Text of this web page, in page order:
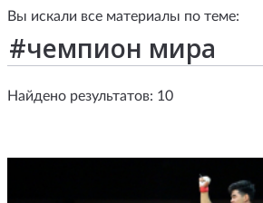
Вы искали все материалы по теме:
Найдено результатов: 10